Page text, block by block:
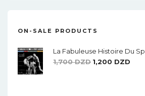
ON-SALE PRODUCTS
1,700DZD Le
1,200 DZD